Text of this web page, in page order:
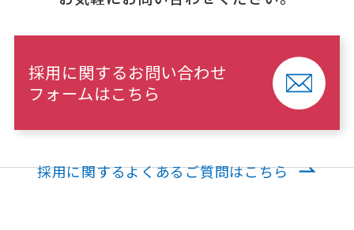
採用に関するお問い合わせ
フォームはこちら
採用に関するよくあるご質問はこちら